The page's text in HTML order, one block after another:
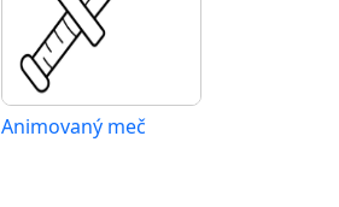
Animovaný meč